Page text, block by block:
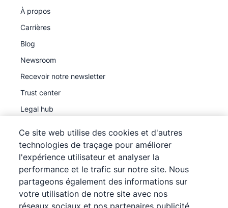
À propos
Carrières
Blog
Newsroom
Recevoir notre newsletter
Trust center
Legal hub
©2026Pipedrive
Pipedrive
Conditions d'utilisation
Ce site web utilise des cookies et d'autres
technologies de traçage pour améliorer
l'expérience utilisateur et analyser la
performance et le trafic sur notre site. Nous
partageons également des informations sur
votre utilisation de notre site avec nos
réseaux sociaux et nos partenaires publicité